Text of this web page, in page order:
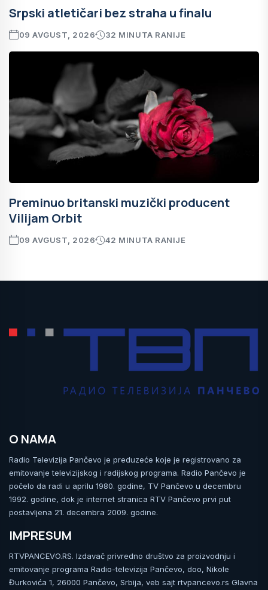
Srpski atletičari bez straha u finalu
09 AVGUST, 2026 32 MINUTA RANIJE
Preminuo britanski muzički producent
Vilijam Orbit
09 AVGUST, 2026 42 MINUTA RANIJE
O NAMA
Radio Televizija Pančevo je preduzeće koje je registrovano za
emitovanje televizijskog i radijskog programa. Radio Pančevo je
počelo da radi u aprilu 1980. godine, TV Pančevo u decembru
1992. godine, dok je internet stranica RTV Pančevo prvi put
postavljena 21. decembra 2009. godine.
IMPRESUM
RTVPANCEVO.RS. Izdavač privredno društvo za proizvodnju i
emitovanje programa Radio-televizija Pančevo, doo, Nikole
Đurkovića 1, 26000 Pančevo, Srbija, veb sajt rtvpancevo.rs Glavna